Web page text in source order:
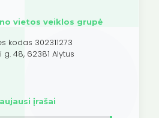
vietos veiklos grupė
kodas 302311273
g. 48, 62381 Alytus
įrašai